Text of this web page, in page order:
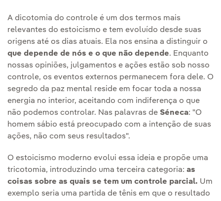
A dicotomia do controle é um dos termos mais
relevantes do estoicismo e tem evoluído desde suas
origens até os dias atuais. Ela nos ensina a distinguir o
que depende de nós e o que não depende. Enquanto
nossas opiniões, julgamentos e ações estão sob nosso
controle, os eventos externos permanecem fora dele. O
segredo da paz mental reside em focar toda a nossa
energia no interior, aceitando com indiferença o que
não podemos controlar. Nas palavras de Séneca: "O
homem sábio está preocupado com a intenção de suas
ações, não com seus resultados".
O estoicismo moderno evolui essa ideia e propõe uma
tricotomia, introduzindo uma terceira categoria: as
coisas sobre as quais se tem um controle parcial. Um
exemplo seria uma partida de tênis em que o resultado